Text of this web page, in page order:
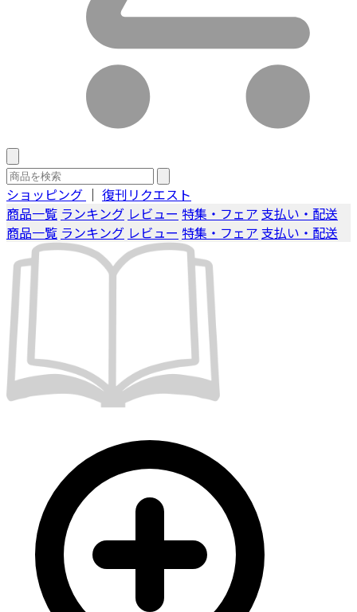
ショッピング ｜ 復刊リクエスト
商品一覧 ランキング レビュー 特集・フェア 支払い・配送
商品一覧 ランキング レビュー 特集・フェア 支払い・配送